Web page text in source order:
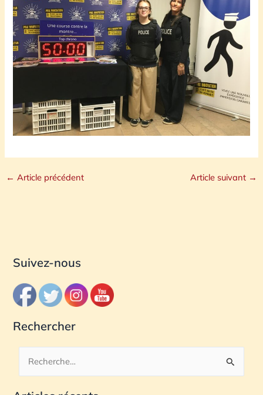
← Article précédent Article suivant →
Suivez-nous
Rechercher